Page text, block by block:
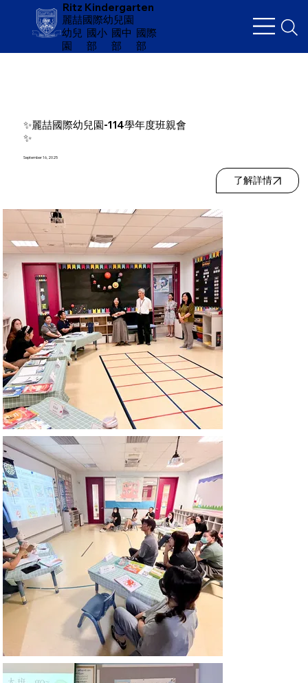
Ritz Kindergarten
麗喆國際幼兒園
幼兒
園
​國小
部
國中
部
國際
部
✨麗喆國際幼兒園-114學年度班親會
✨
September 16, 2025
了解詳情